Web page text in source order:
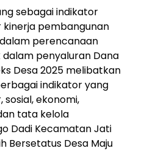
sebagai indikator
pembangunan
perencanaan
penyaluran Dana
Desa 2025 melibatkan
indikator yang
ekonomi,
tata kelola
Dadi Kecamatan Jati
Bersetatus Desa Maju